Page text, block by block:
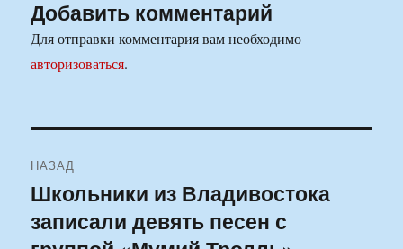
Добавить комментарий
Для отправки комментария вам необходимо
авторизоваться.
по
записям
НАЗАД
Предыдущая
запись:
Школьники из Владивостока
записали девять песен с